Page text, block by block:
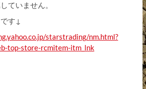
ていません。
す↓
starstrading/nm.html?
top-store-rcmitem-itm_lnk